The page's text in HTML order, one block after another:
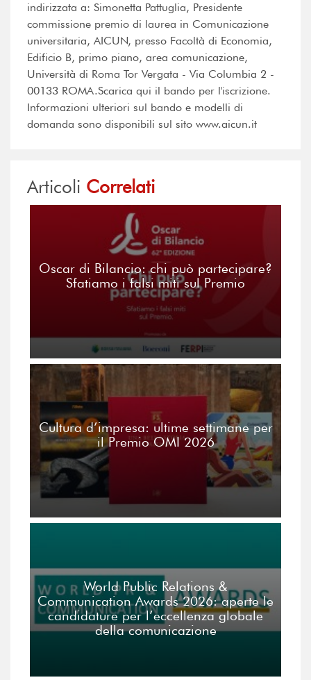
indirizzata a: Simonetta Pattuglia, Presidente
commissione premio di laurea in Comunicazione
universitaria, AICUN, presso Facoltà di Economia,
Edificio B, primo piano, area comunicazione,
Università di Roma Tor Vergata - Via Columbia 2 -
00133 ROMA.Scarica qui il bando per l'iscrizione.
Informazioni ulteriori sul bando e modelli di
domanda sono disponibili sul sito www.aicun.it
Articoli Correlati
Oscar di Bilancio: chi può partecipare?
Sfatiamo i falsi miti sul Premio
Cultura d’impresa: ultime settimane per
il Premio OMI 2026
World Public Relations &
Communication Awards 2026: aperte le
candidature per l’eccellenza globale
della comunicazione